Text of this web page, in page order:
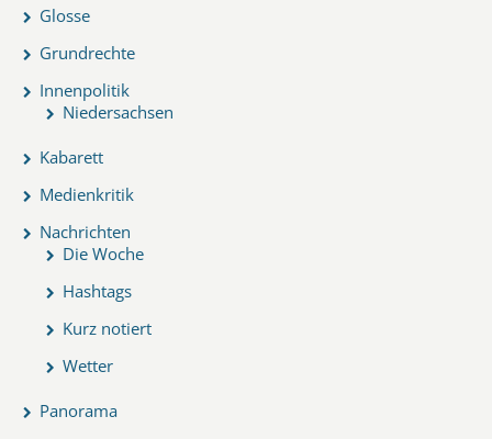
Glosse
Grundrechte
Innenpolitik
Niedersachsen
Kabarett
Medienkritik
Nachrichten
Die Woche
Hashtags
Kurz notiert
Wetter
Panorama